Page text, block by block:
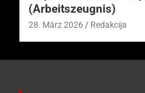
(Arbeitszeugnis)
28. März 2026 Redakcija